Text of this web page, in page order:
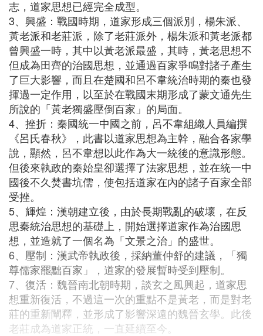
志，道家思想已經完全成型。
3、興盛：戰國時期，道家形成三個派別，楊朱派、
黃老派和老莊派，除了老莊派外，楊朱派和黃老派都
曾興盛一時，其中以黃老派最盛，其時，黃老思想不
但成為田齊的治國思想，並通過百家爭鳴對諸子產生
了巨大影響，而且在楚國和呂不韋統治時期的秦也發
揮過一定作用，以至於在戰國末期形成了蒙文通先生
所說的「黃老獨盛壓倒百家」的局面。
4、挫折：秦國統一中國之前，呂不韋組織人員編撰
《呂氏春秋》，此書以道家思想為主幹，融合各家學
說，顯然，呂不韋想以此作為大一統後的意識形態。
但後來執政的秦始皇卻選擇了法家思想，並在統一中
國後不久焚書坑儒，使包括道家在內的諸子百家全部
受挫。
5、輝煌：漢朝建立後，由於長期戰亂的破壞，在反
思秦統治思想的基礎上，開始選擇道家作為治國思
想，並造就了一個名為「文景之治」的盛世。
6、壓制：漢武帝執政後，採納董仲舒的建議，「獨
尊儒家罷黜百家」，道家的發展暫時受到壓制。
7、復活：魏晉南北朝時期，談玄之風興起，道家思
想重新復活，不過這一次的重點不是黃老，而是對老
莊的重新闡釋，並形成了影響深遠的魏晉玄學。此後
老莊成為道家正統，一直延續至今。